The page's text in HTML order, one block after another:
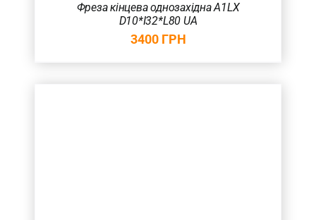
Фреза кінцева однозахідна A1LX
D10*I32*L80 UA
3400 ГРН